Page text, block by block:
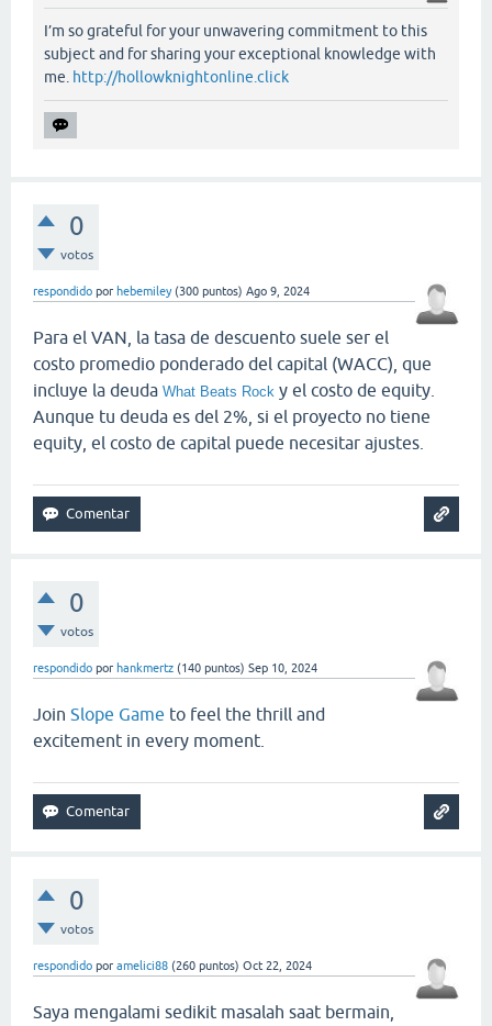
I’m so grateful for your unwavering commitment to this
subject and for sharing your exceptional knowledge with
me. http://hollowknightonline.click
0
votos
respondido por hebemiley (300 puntos) Ago 9, 2024
Para el VAN, la tasa de descuento suele ser el
costo promedio ponderado del capital (WACC), que
incluye la deuda What Beats Rock y el costo de equity.
Aunque tu deuda es del 2%, si el proyecto no tiene
equity, el costo de capital puede necesitar ajustes.
0
votos
respondido por hankmertz (140 puntos) Sep 10, 2024
Join Slope Game to feel the thrill and
excitement in every moment.
0
votos
respondido por amelici88 (260 puntos) Oct 22, 2024
Saya mengalami sedikit masalah saat bermain,